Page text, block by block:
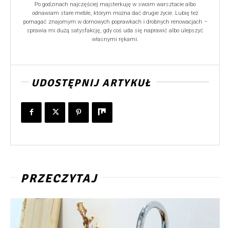
Po godzinach najczęściej majsterkuję w swoim warsztacie albo
odnawiam stare meble, którym można dać drugie życie. Lubię też
pomagać znajomym w domowych poprawkach i drobnych renowacjach –
sprawia mi dużą satysfakcję, gdy coś uda się naprawić albo ulepszyć
własnymi rękami.
UDOSTĘPNIJ ARTYKUŁ
PRZECZYTAJ